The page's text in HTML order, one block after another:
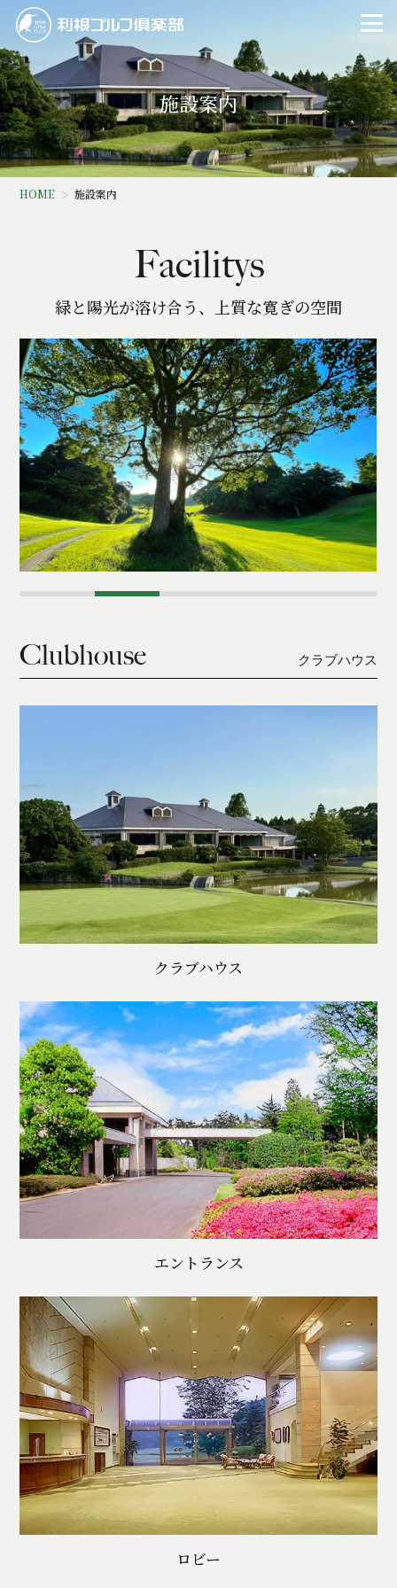
施設案内
HOME 施設案内
Facilitys
緑と陽光が溶け合う、上質な寛ぎの空間
Clubhouse クラブハウス
クラブハウス
エントランス
ロビー